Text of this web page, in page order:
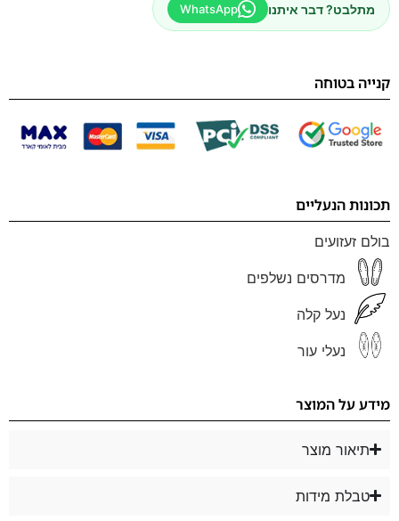
מתלבט? דבר איתנו WhatsApp
קנייה בטוחה
תכונות הנעליים
בולם זעזועים
מדרסים נשלפים
נעל קלה
נעלי עור
מידע על המוצר
תיאור מוצר
טבלת מידות